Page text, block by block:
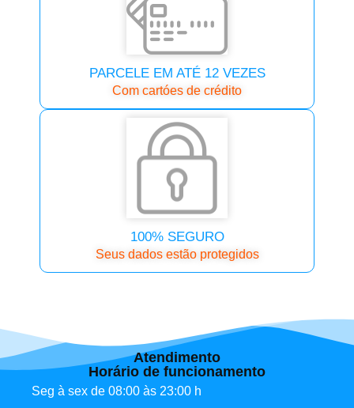
PARCELE EM ATÉ 12 VEZES
Com cartóes de crédito
100% SEGURO
Seus dados estão protegidos
Atendimento
Horário de funcionamento
Seg à sex de 08:00 às 23:00 h